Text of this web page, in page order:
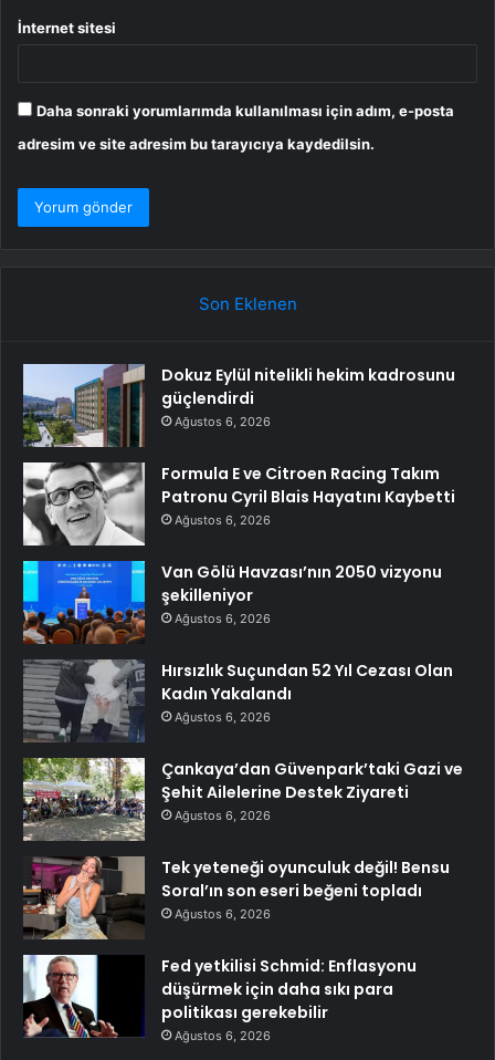
İnternet sitesi
Daha sonraki yorumlarımda kullanılması için adım, e-posta
adresim ve site adresim bu tarayıcıya kaydedilsin.
Son Eklenen
Dokuz Eylül nitelikli hekim kadrosunu
güçlendirdi
Ağustos 6, 2026
Formula E ve Citroen Racing Takım
Patronu Cyril Blais Hayatını Kaybetti
Ağustos 6, 2026
Van Gölü Havzası’nın 2050 vizyonu
şekilleniyor
Ağustos 6, 2026
Hırsızlık Suçundan 52 Yıl Cezası Olan
Kadın Yakalandı
Ağustos 6, 2026
Çankaya’dan Güvenpark’taki Gazi ve
Şehit Ailelerine Destek Ziyareti
Ağustos 6, 2026
Tek yeteneği oyunculuk değil! Bensu
Soral’ın son eseri beğeni topladı
Ağustos 6, 2026
Fed yetkilisi Schmid: Enflasyonu
düşürmek için daha sıkı para
politikası gerekebilir
Ağustos 6, 2026